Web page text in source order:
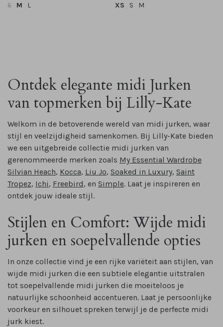
S M L XS S M
Ontdek elegante midi Jurken
van topmerken bij Lilly-Kate
Welkom in de betoverende wereld van midi jurken, waar
stijl en veelzijdigheid samenkomen. Bij Lilly-Kate bieden
we een uitgebreide collectie midi jurken van
gerenommeerde merken zoals My Essential Wardrobe
Silvian Heach, Kocca, Liu Jo, Soaked in Luxury, Saint
Tropez, Ichi, Freebird, en Simple. Laat je inspireren en
ontdek jouw ideale stijl.
Stijlen en Comfort: Wijde midi
jurken en soepelvallende opties
In onze collectie vind je een rijke variëteit aan stijlen, van
wijde midi jurken die een subtiele elegantie uitstralen
tot soepelvallende midi jurken die moeiteloos je
natuurlijke schoonheid accentueren. Laat je persoonlijke
voorkeur en silhouet spreken terwijl je de perfecte midi
jurk kiest.